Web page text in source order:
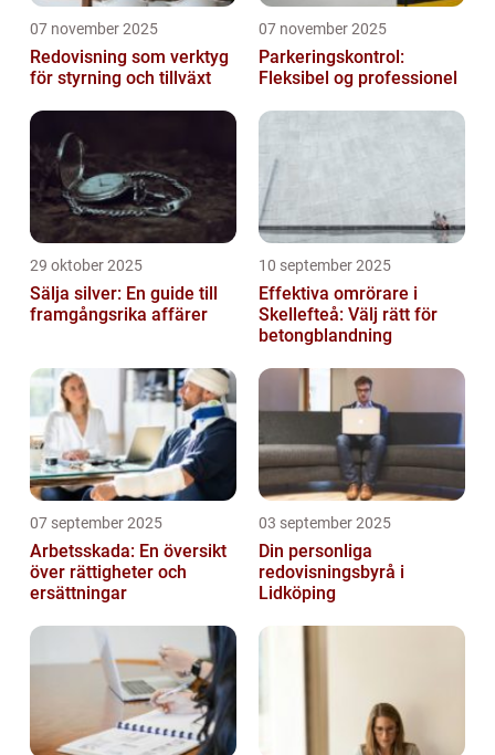
07 november 2025
Redovisning som verktyg
för styrning och tillväxt
07 november 2025
Parkeringskontrol:
Fleksibel og professionel
29 oktober 2025
Sälja silver: En guide till
framgångsrika affärer
10 september 2025
Effektiva omrörare i
Skellefteå: Välj rätt för
betongblandning
07 september 2025
Arbetsskada: En översikt
över rättigheter och
ersättningar
03 september 2025
Din personliga
redovisningsbyrå i
Lidköping